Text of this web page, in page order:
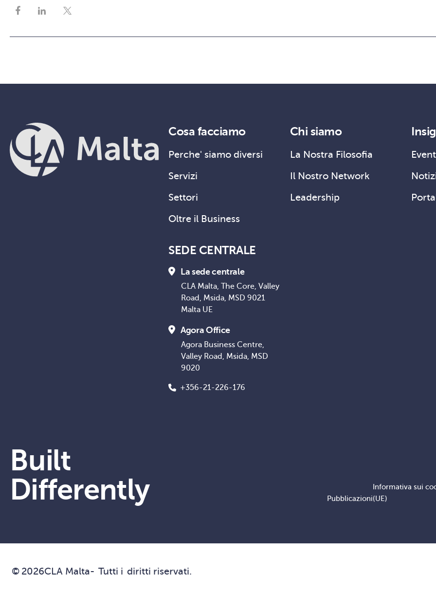
Cosa facciamo
Perche' siamo diversi
Servizi
Settori
Oltre il Business
Chi siamo
La Nostra Filosofia
Il Nostro Network
Leadership
SEDE CENTRALE
La sede centrale
CLA Malta, The Core, Valley
Road, Msida, MSD 9021
Malta UE
Agora Office
Agora Business Centre,
Valley Road, Msida, MSD
9020
+356-21-226-176
Built
Differently
Pubblicazioni
Informativa sui
(UE)
© 2026CLA Malta- Tutti i diritti riservati.